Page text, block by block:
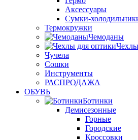
Аксессуары
Сумки-
Термокружки
Чемоданы
Чучела
Сошки
Инструменты
РАСПРОДАЖА
ОБУВЬ
Ботинки
Демисезонные
Горные
Городские
Кроссовки